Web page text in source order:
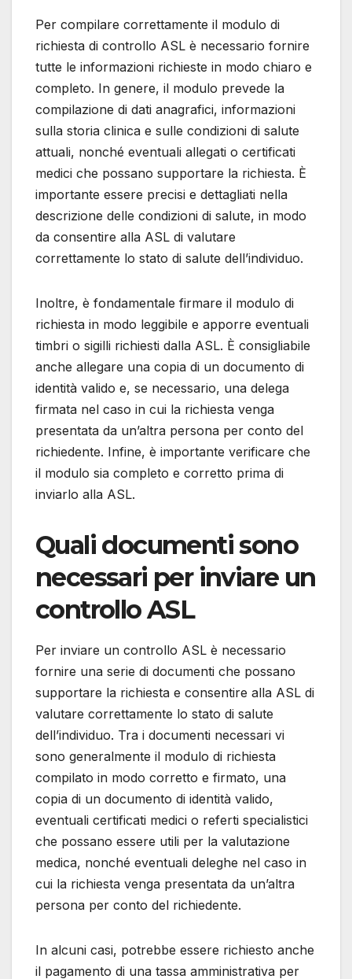
Per compilare correttamente il modulo di
richiesta di controllo ASL è necessario fornire
tutte le informazioni richieste in modo chiaro e
completo. In genere, il modulo prevede la
compilazione di dati anagrafici, informazioni
sulla storia clinica e sulle condizioni di salute
attuali, nonché eventuali allegati o certificati
medici che possano supportare la richiesta. È
importante essere precisi e dettagliati nella
descrizione delle condizioni di salute, in modo
da consentire alla ASL di valutare
correttamente lo stato di salute dell’individuo.
Inoltre, è fondamentale firmare il modulo di
richiesta in modo leggibile e apporre eventuali
timbri o sigilli richiesti dalla ASL. È consigliabile
anche allegare una copia di un documento di
identità valido e, se necessario, una delega
firmata nel caso in cui la richiesta venga
presentata da un’altra persona per conto del
richiedente. Infine, è importante verificare che
il modulo sia completo e corretto prima di
inviarlo alla ASL.
Quali documenti sono
necessari per inviare un
controllo ASL
Per inviare un controllo ASL è necessario
fornire una serie di documenti che possano
supportare la richiesta e consentire alla ASL di
valutare correttamente lo stato di salute
dell’individuo. Tra i documenti necessari vi
sono generalmente il modulo di richiesta
compilato in modo corretto e firmato, una
copia di un documento di identità valido,
eventuali certificati medici o referti specialistici
che possano essere utili per la valutazione
medica, nonché eventuali deleghe nel caso in
cui la richiesta venga presentata da un’altra
persona per conto del richiedente.
In alcuni casi, potrebbe essere richiesto anche
il pagamento di una tassa amministrativa per